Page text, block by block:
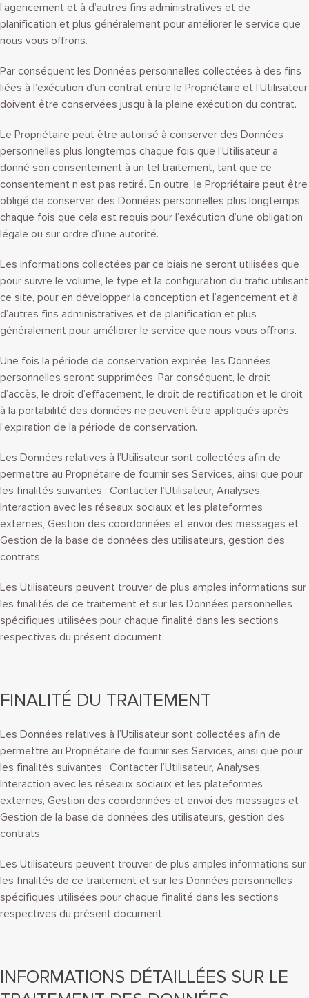
l’agencement et à d’autres fins administratives et de
planification et plus généralement pour améliorer le service que
nous vous offrons.
Par conséquent les Données personnelles collectées à des fins
liées à l’exécution d’un contrat entre le Propriétaire et l’Utilisateur
doivent être conservées jusqu’à la pleine exécution du contrat.
Le Propriétaire peut être autorisé à conserver des Données
personnelles plus longtemps chaque fois que l’Utilisateur a
donné son consentement à un tel traitement, tant que ce
consentement n’est pas retiré. En outre, le Propriétaire peut être
obligé de conserver des Données personnelles plus longtemps
chaque fois que cela est requis pour l’exécution d’une obligation
légale ou sur ordre d’une autorité.
Les informations collectées par ce biais ne seront utilisées que
pour suivre le volume, le type et la configuration du trafic utilisant
ce site, pour en développer la conception et l’agencement et à
d’autres fins administratives et de planification et plus
généralement pour améliorer le service que nous vous offrons.
Une fois la période de conservation expirée, les Données
personnelles seront supprimées. Par conséquent, le droit
d’accès, le droit d’effacement, le droit de rectification et le droit
à la portabilité des données ne peuvent être appliqués après
l’expiration de la période de conservation.
Les Données relatives à l’Utilisateur sont collectées afin de
permettre au Propriétaire de fournir ses Services, ainsi que pour
les finalités suivantes : Contacter l’Utilisateur, Analyses,
Interaction avec les réseaux sociaux et les plateformes
externes, Gestion des coordonnées et envoi des messages et
Gestion de la base de données des utilisateurs, gestion des
contrats.
Les Utilisateurs peuvent trouver de plus amples informations sur
les finalités de ce traitement et sur les Données personnelles
spécifiques utilisées pour chaque finalité dans les sections
respectives du présent document.
FINALITÉ DU TRAITEMENT
Les Données relatives à l’Utilisateur sont collectées afin de
permettre au Propriétaire de fournir ses Services, ainsi que pour
les finalités suivantes : Contacter l’Utilisateur, Analyses,
Interaction avec les réseaux sociaux et les plateformes
externes, Gestion des coordonnées et envoi des messages et
Gestion de la base de données des utilisateurs, gestion des
contrats.
Les Utilisateurs peuvent trouver de plus amples informations sur
les finalités de ce traitement et sur les Données personnelles
spécifiques utilisées pour chaque finalité dans les sections
respectives du présent document.
INFORMATIONS DÉTAILLÉES SUR LE